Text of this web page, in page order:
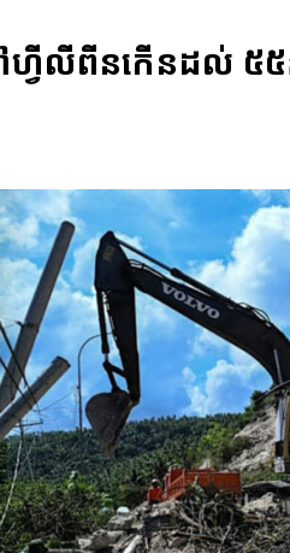
ហ្វីលីពីនកើនដល់ ៥